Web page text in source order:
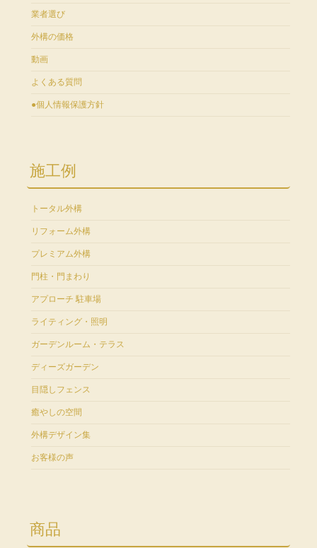
業者選び
外構の価格
動画
よくある質問
●個人情報保護方針
施工例
トータル外構
リフォーム外構
プレミアム外構
門柱・門まわり
アプローチ 駐車場
ライティング・照明
ガーデンルーム・テラス
ディーズガーデン
目隠しフェンス
癒やしの空間
外構デザイン集
お客様の声
商品